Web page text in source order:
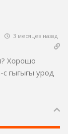
3 месяцев назад
Хорошо
гыгыгы урод